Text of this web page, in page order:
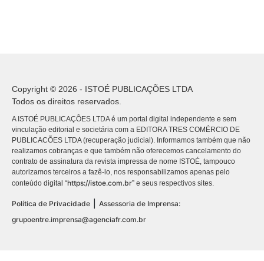
Copyright © 2026 - ISTOÉ PUBLICAÇÕES LTDA
Todos os direitos reservados.
A ISTOÉ PUBLICAÇÕES LTDA é um portal digital independente e sem
vinculação editorial e societária com a EDITORA TRES COMÉRCIO DE
PUBLICACÕES LTDA (recuperação judicial). Informamos também que não
realizamos cobranças e que também não oferecemos cancelamento do
contrato de assinatura da revista impressa de nome ISTOÉ, tampouco
autorizamos terceiros a fazê-lo, nos responsabilizamos apenas pelo
conteúdo digital “https://istoe.com.br” e seus respectivos sites.
Política de Privacidade
Assessoria de Imprensa:
grupoentre.imprensa@agenciafr.com.br